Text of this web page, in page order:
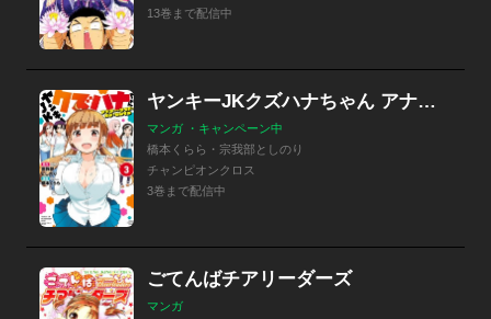
13巻まで配信中
ヤンキーJKクズハナちゃん アナザー・サイド・オブ・ヒロイン
マンガ ・キャンペーン中
橋本くらら・宗我部としのり
チャンピオンクロス
3巻まで配信中
ごてんばチアリーダーズ
マンガ